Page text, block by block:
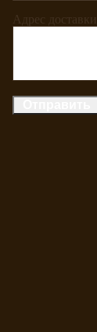
Адрес